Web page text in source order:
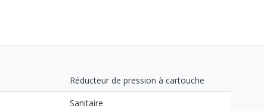
Réducteur de pression à cartouche
Sanitaire